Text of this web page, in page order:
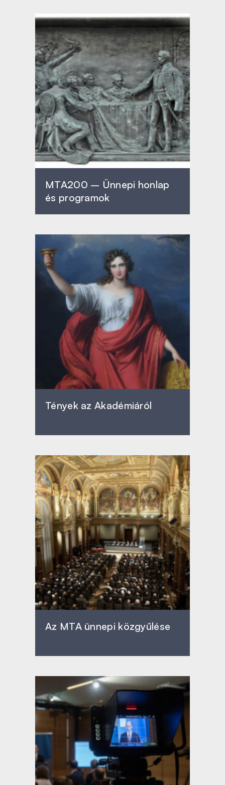
MTA200 – Ünnepi honlap
és programok
Tények az Akadémiáról
Az MTA ünnepi közgyűlése